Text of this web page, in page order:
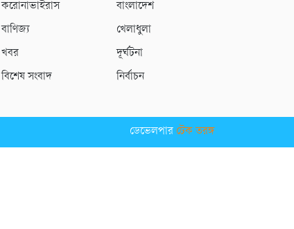
করোনাভাইরাস
বাংলাদেশ
বাণিজ্য
খেলাধুলা
খবর
দূর্ঘটনা
বিশেষ সংবাদ নির্বাচন
ডেভেলপার টেক তরঙ্গ